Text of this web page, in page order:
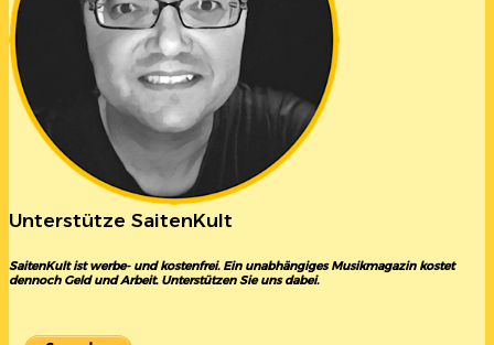
Unterstütze SaitenKult
SaitenKult ist werbe- und kostenfrei. Ein unabhängiges Musikmagazin kostet
dennoch Geld und Arbeit. Unterstützen Sie uns dabei.